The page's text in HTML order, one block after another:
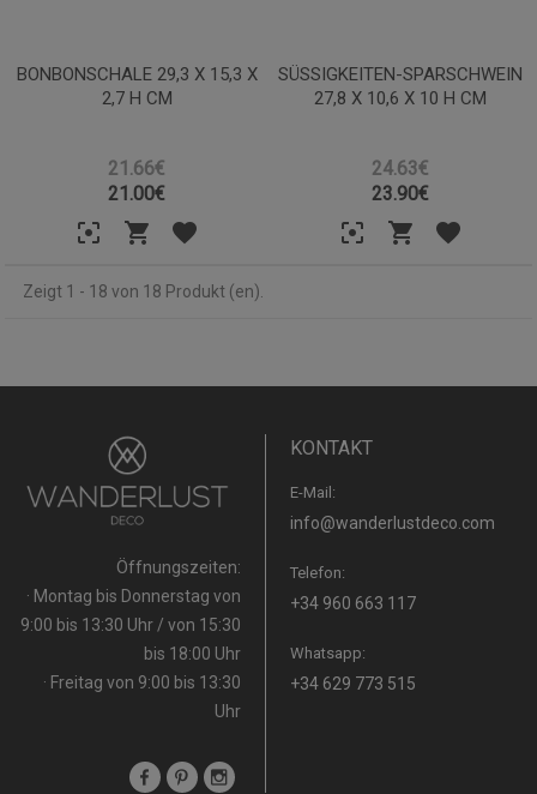
BONBONSCHALE 29,3 X 15,3 X
2,7 H CM
21.66€
21.00€
SÜSSIGKEITEN-SPARSCHWEIN 2
7,8 X 10,6 X 10 H CM
24.63€
23.90€
Zeigt 1 - 18 von 18 Produkt (en).
Öffnungszeiten:
· Montag bis Donnerstag von
9:00 bis 13:30 Uhr / von 15:30
bis 18:00 Uhr
· Freitag von 9:00 bis 13:30
Uhr
KONTAKT
E-Mail:
info@wanderlustdeco.com
Telefon:
+34 960 663 117
Whatsapp:
+34 629 773 515